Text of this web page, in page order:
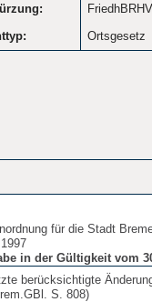
Ortsgesetz
für die Stadt
in der Gültigkeit vom
berücksichtigte
S. 808)